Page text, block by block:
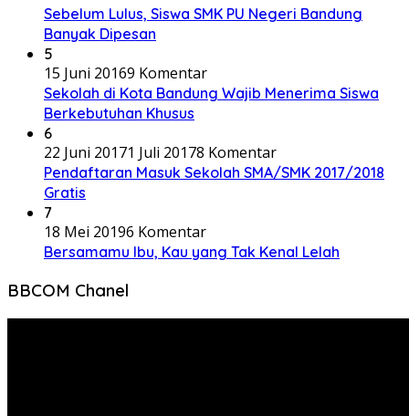
Sebelum Lulus, Siswa SMK PU Negeri Bandung
Banyak Dipesan
5
15 Juni 20169 Komentar
Sekolah di Kota Bandung Wajib Menerima Siswa
Berkebutuhan Khusus
6
22 Juni 20171 Juli 20178 Komentar
Pendaftaran Masuk Sekolah SMA/SMK 2017/2018
Gratis
7
18 Mei 20196 Komentar
Bersamamu Ibu, Kau yang Tak Kenal Lelah
BBCOM Chanel